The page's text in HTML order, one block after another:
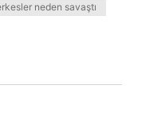
neden savaştı